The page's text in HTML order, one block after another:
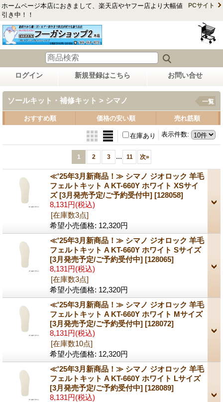
ホームページ本店におきまして、楽天店やヤフー店より大幅値
引き中！！
PCサイト
ログイン 新規登録はこちら お問い合せ
ソールキット・補修キット > シマノ 一覧
おすすめ順 価格の安い順 売れ筋順
表示件数:
在庫あり
1 2 3 ... 11 次»
≪'25年3月新商品！≫ シマノ ジオロック 羊毛
フェルトキット A KT-660Y ホワイト XSサイ
ズ [3月発売予定/ご予約受付中] [128058]
8,131円(税込)
[在庫数3点]
希望小売価格: 12,320円
≪'25年3月新商品！≫ シマノ ジオロック 羊毛
フェルトキット A KT-660Y ホワイト Sサイズ
[3月発売予定/ご予約受付中] [128065]
8,131円(税込)
[在庫数3点]
希望小売価格: 12,320円
≪'25年3月新商品！≫ シマノ ジオロック 羊毛
フェルトキット A KT-660Y ホワイト Mサイズ
[3月発売予定/ご予約受付中] [128072]
8,131円(税込)
[在庫数10点]
希望小売価格: 12,320円
≪'25年3月新商品！≫ シマノ ジオロック 羊毛
フェルトキット A KT-660Y ホワイト Lサイズ
[3月発売予定/ご予約受付中] [128089]
8,131円(税込)